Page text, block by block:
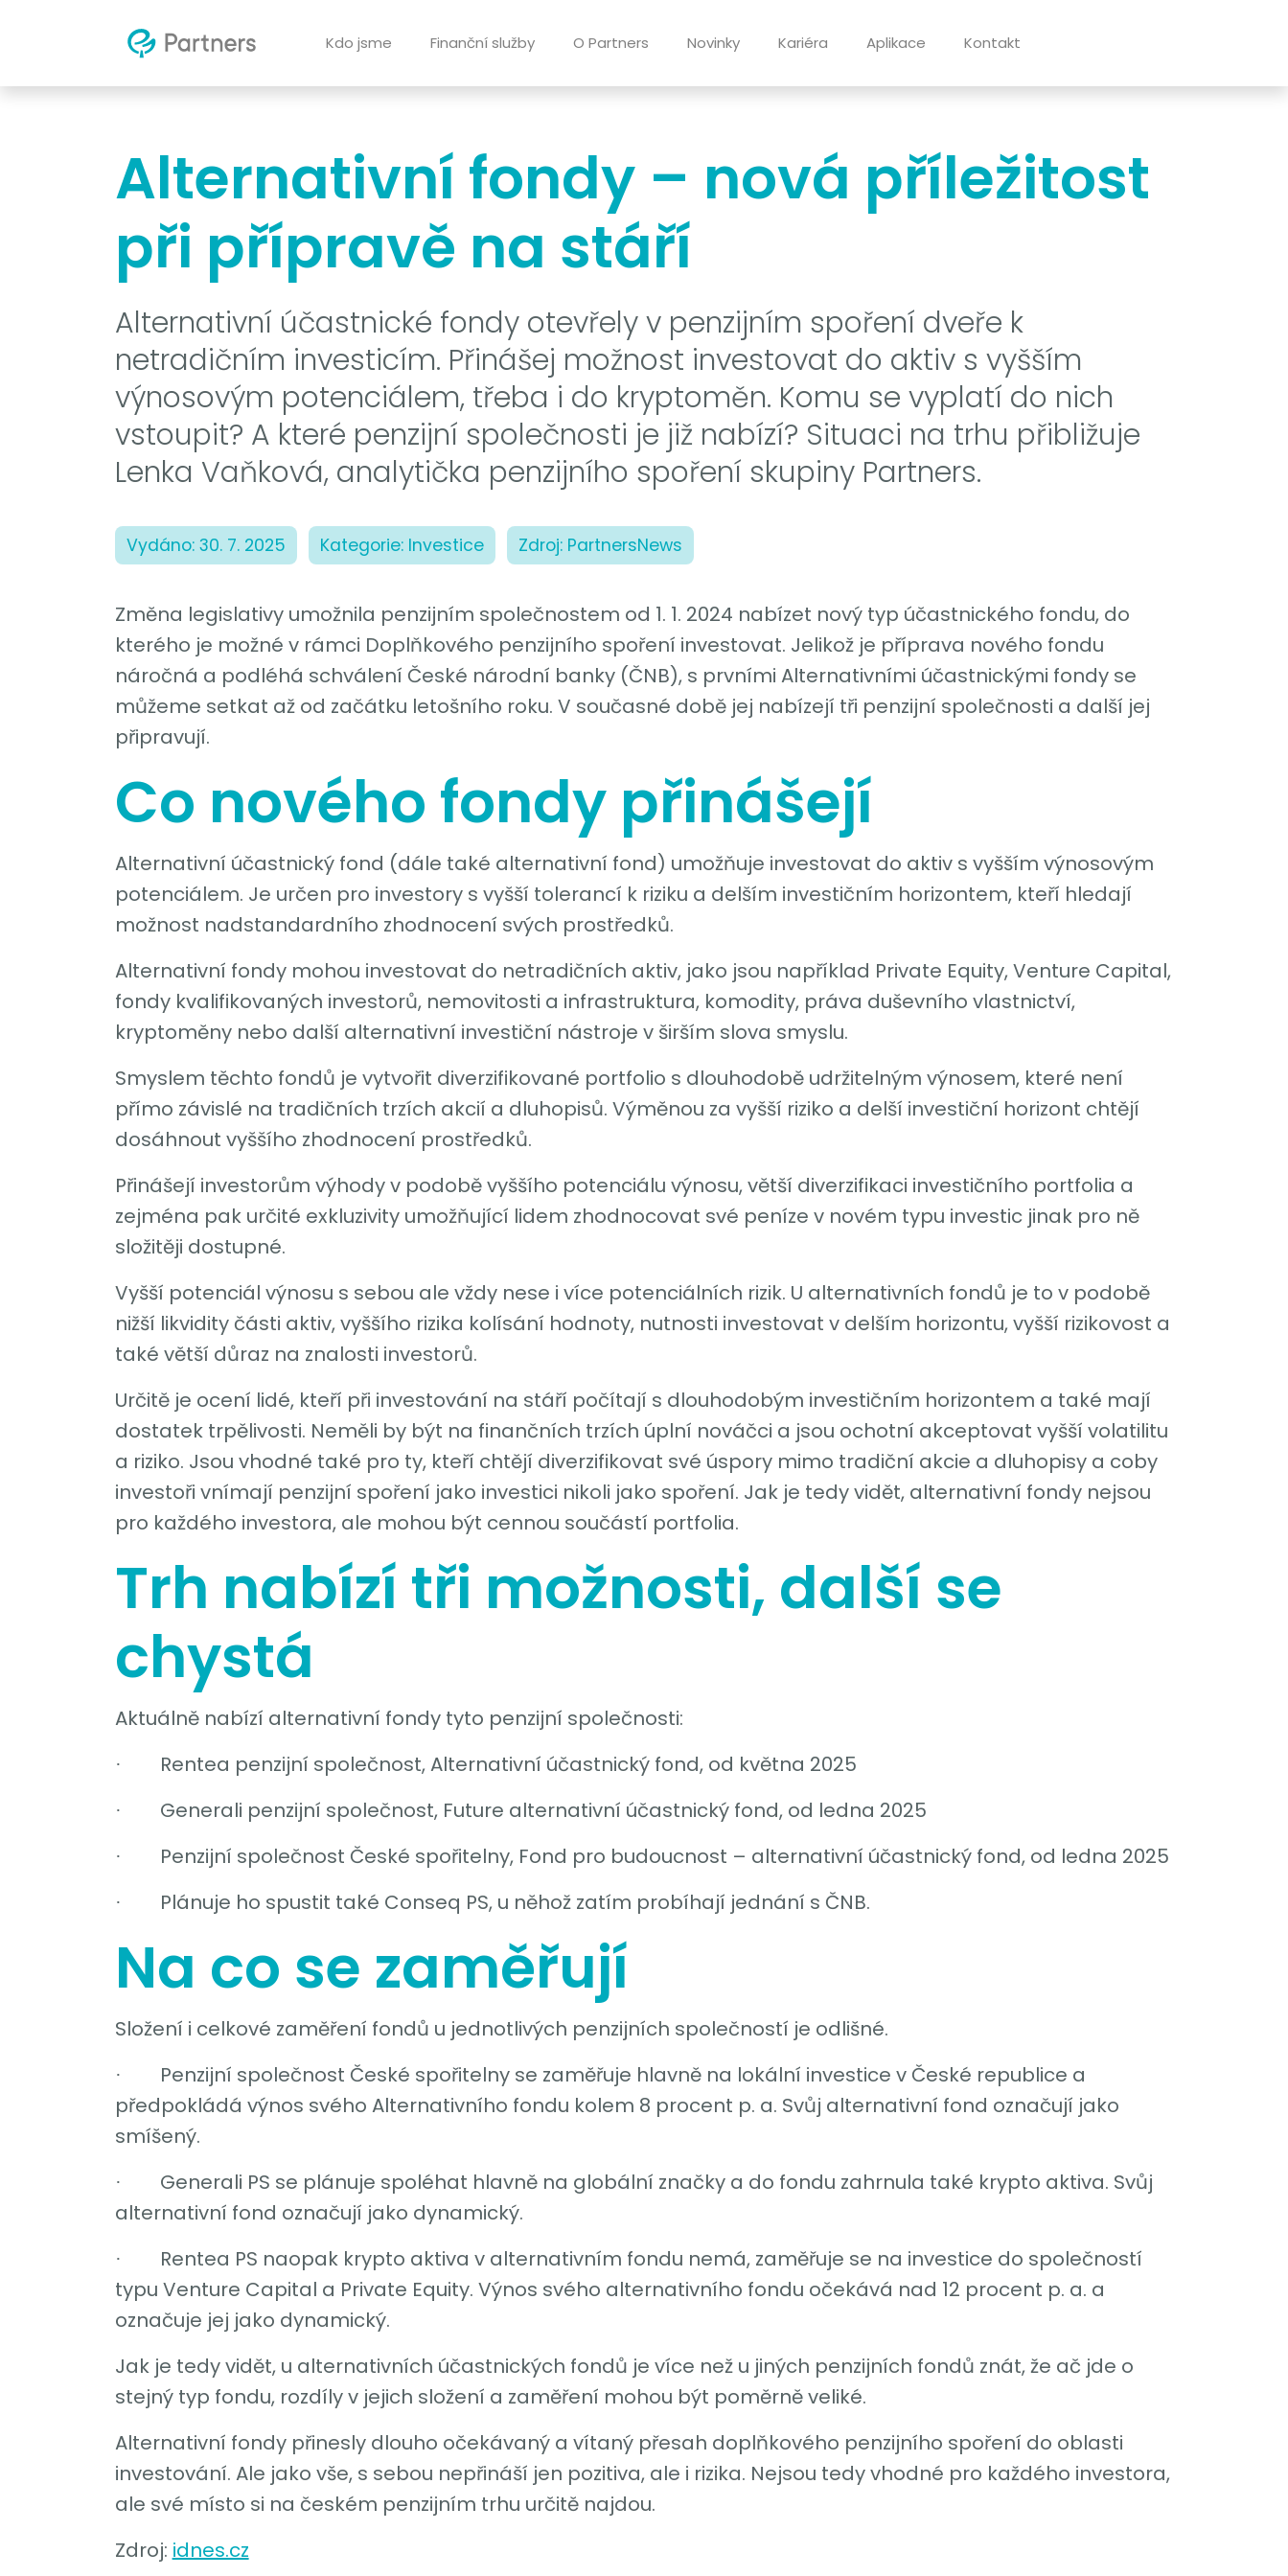
Kdo jsme Finanční služby O Partners Novinky Kariéra Aplikace Kontakt
Alternativní fondy – nová příležitost
při přípravě na stáří
Alternativní účastnické fondy otevřely v penzijním spoření dveře k
netradičním investicím. Přinášej možnost investovat do aktiv s vyšším
výnosovým potenciálem, třeba i do kryptoměn. Komu se vyplatí do nich
vstoupit? A které penzijní společnosti je již nabízí? Situaci na trhu přibližuje
Lenka Vaňková, analytička penzijního spoření skupiny Partners.
Vydáno: 30. 7. 2025 Kategorie: Investice Zdroj: PartnersNews
Změna legislativy umožnila penzijním společnostem od 1. 1. 2024 nabízet nový typ účastnického fondu, do
kterého je možné v rámci Doplňkového penzijního spoření investovat. Jelikož je příprava nového fondu
náročná a podléhá schválení České národní banky (ČNB), s prvními Alternativními účastnickými fondy se
můžeme setkat až od začátku letošního roku. V současné době jej nabízejí tři penzijní společnosti a další jej
připravují.
Co nového fondy přinášejí
Alternativní účastnický fond (dále také alternativní fond) umožňuje investovat do aktiv s vyšším výnosovým
potenciálem. Je určen pro investory s vyšší tolerancí k riziku a delším investičním horizontem, kteří hledají
možnost nadstandardního zhodnocení svých prostředků.
Alternativní fondy mohou investovat do netradičních aktiv, jako jsou například Private Equity, Venture Capital,
fondy kvalifikovaných investorů, nemovitosti a infrastruktura, komodity, práva duševního vlastnictví,
kryptoměny nebo další alternativní investiční nástroje v širším slova smyslu.
Smyslem těchto fondů je vytvořit diverzifikované portfolio s dlouhodobě udržitelným výnosem, které není
přímo závislé na tradičních trzích akcií a dluhopisů. Výměnou za vyšší riziko a delší investiční horizont chtějí
dosáhnout vyššího zhodnocení prostředků.
Přinášejí investorům výhody v podobě vyššího potenciálu výnosu, větší diverzifikaci investičního portfolia a
zejména pak určité exkluzivity umožňující lidem zhodnocovat své peníze v novém typu investic jinak pro ně
složitěji dostupné.
Vyšší potenciál výnosu s sebou ale vždy nese i více potenciálních rizik. U alternativních fondů je to v podobě
nižší likvidity části aktiv, vyššího rizika kolísání hodnoty, nutnosti investovat v delším horizontu, vyšší rizikovost a
také větší důraz na znalosti investorů.
Určitě je ocení lidé, kteří při investování na stáří počítají s dlouhodobým investičním horizontem a také mají
dostatek trpělivosti. Neměli by být na finančních trzích úplní nováčci a jsou ochotní akceptovat vyšší volatilitu
a riziko. Jsou vhodné také pro ty, kteří chtějí diverzifikovat své úspory mimo tradiční akcie a dluhopisy a coby
investoři vnímají penzijní spoření jako investici nikoli jako spoření. Jak je tedy vidět, alternativní fondy nejsou
pro každého investora, ale mohou být cennou součástí portfolia.
Trh nabízí tři možnosti, další se
chystá
Aktuálně nabízí alternativní fondy tyto penzijní společnosti:
· Rentea penzijní společnost, Alternativní účastnický fond, od května 2025
· Generali penzijní společnost, Future alternativní účastnický fond, od ledna 2025
· Penzijní společnost České spořitelny, Fond pro budoucnost – alternativní účastnický fond, od ledna 2025
· Plánuje ho spustit také Conseq PS, u něhož zatím probíhají jednání s ČNB.
Na co se zaměřují
Složení i celkové zaměření fondů u jednotlivých penzijních společností je odlišné.
·
Penzijní společnost České spořitelny se zaměřuje hlavně na lokální investice v České republice a
předpokládá výnos svého Alternativního fondu kolem 8 procent p. a. Svůj alternativní fond označují jako
smíšený.
·
Generali PS se plánuje spoléhat hlavně na globální značky a do fondu zahrnula také krypto aktiva. Svůj
alternativní fond označují jako dynamický.
·
Rentea PS naopak krypto aktiva v alternativním fondu nemá, zaměřuje se na investice do společností
typu Venture Capital a Private Equity. Výnos svého alternativního fondu očekává nad 12 procent p. a. a
označuje jej jako dynamický.
Jak je tedy vidět, u alternativních účastnických fondů je více než u jiných penzijních fondů znát, že ač jde o
stejný typ fondu, rozdíly v jejich složení a zaměření mohou být poměrně veliké.
Alternativní fondy přinesly dlouho očekávaný a vítaný přesah doplňkového penzijního spoření do oblasti
investování. Ale jako vše, s sebou nepřináší jen pozitiva, ale i rizika. Nejsou tedy vhodné pro každého investora,
ale své místo si na českém penzijním trhu určitě najdou.
Zdroj: idnes.cz